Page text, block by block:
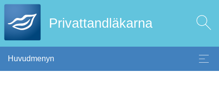
Privattandläkarna
Huvudmenyn